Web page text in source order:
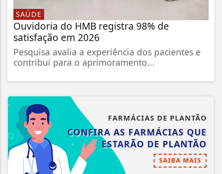
SAÚDE
Ouvidoria do HMB registra 98% de
satisfação em 2026
Pesquisa avalia a experiência dos pacientes e
contribui para o aprimoramento...
FARMÁCIAS DE PLANTÃO
CONFIRA AS FARMÁCIAS QUE
ESTARÃO DE PLANTÃO
SAIBA MAIS